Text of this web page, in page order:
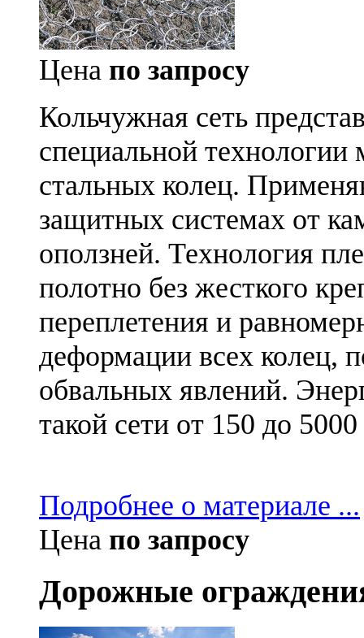
Цена по запросу
Кольчужная сеть
специальной технологии
стальных колец.
защитных системах от
оползней. Технология
полотно без жесткого
переплетения и
деформации всех колец,
обвальных явлений.
такой сети от 150 до
Подробнее о материале ...
Цена по запросу
Дорожные